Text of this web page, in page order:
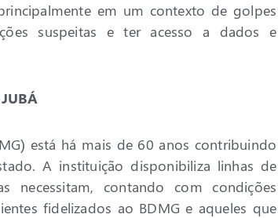
em um contexto de golpes
suspeitas e ter acesso a dados e
está há mais de 60 anos contribuindo
A instituição disponibiliza linhas de
necessitam, contando com condições
fidelizados ao BDMG e aqueles que